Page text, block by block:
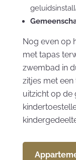
Nog even op
met tapas
zwembad in
zitjes met
uitzicht op de